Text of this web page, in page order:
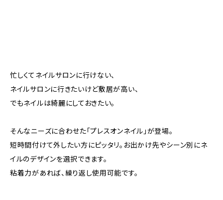
忙しくてネイルサロンに行けない、
ネイルサロンに行きたいけど敷居が高い、
でもネイルは綺麗にしておきたい。
そんなニーズに合わせた「プレスオンネイル」が登場。
短時間付けて外したい方にピッタリ。お出かけ先やシーン別にネ
イルのデザインを選択できます。
粘着力があれば、繰り返し使用可能です。